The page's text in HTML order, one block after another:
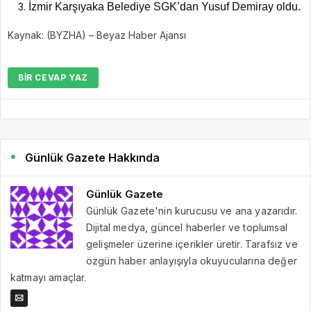
İzmir Karşıyaka Belediye SGK’dan Yusuf Demiray oldu.
Kaynak: (BYZHA) – Beyaz Haber Ajansı
BIR CEVAP YAZ
Günlük Gazete Hakkında
Günlük Gazete
Günlük Gazete'nin kurucusu ve ana yazarıdır.
Dijital medya, güncel haberler ve toplumsal
gelişmeler üzerine içerikler üretir. Tarafsız ve
özgün haber anlayışıyla okuyucularına değer
katmayı amaçlar.